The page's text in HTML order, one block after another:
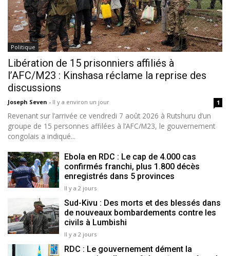
Politique
Libération de 15 prisonniers affiliés à
l’AFC/M23 : Kinshasa réclame la reprise des
discussions
Joseph Seven - Il y a environ un jour 1
Revenant sur l’arrivée ce vendredi 7 août 2026 à Rutshuru d’un
groupe de 15 personnes affilées à l’AFC/M23, le gouvernement
congolais a indiqué...
Ebola en RDC : Le cap de 4.000 cas
confirmés franchi, plus 1.800 décès
enregistrés dans 5 provinces
Il y a 2 jours
Sud-Kivu : Des morts et des blessés dans
de nouveaux bombardements contre les
civils à Lumbishi
Il y a 2 jours
RDC : Le gouvernement dément la